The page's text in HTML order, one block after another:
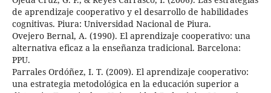
de aprendizaje cooperativo y el desarrollo de habilidades
cognitivas. Piura: Universidad Nacional de Piura.
Ovejero Bernal, A. (1990). El aprendizaje cooperativo: una
alternativa eficaz a la enseñanza tradicional. Barcelona:
PPU.
Parrales Ordóñez, I. T. (2009). El aprendizaje cooperativo:
una estrategia metodológica en la educación superior a